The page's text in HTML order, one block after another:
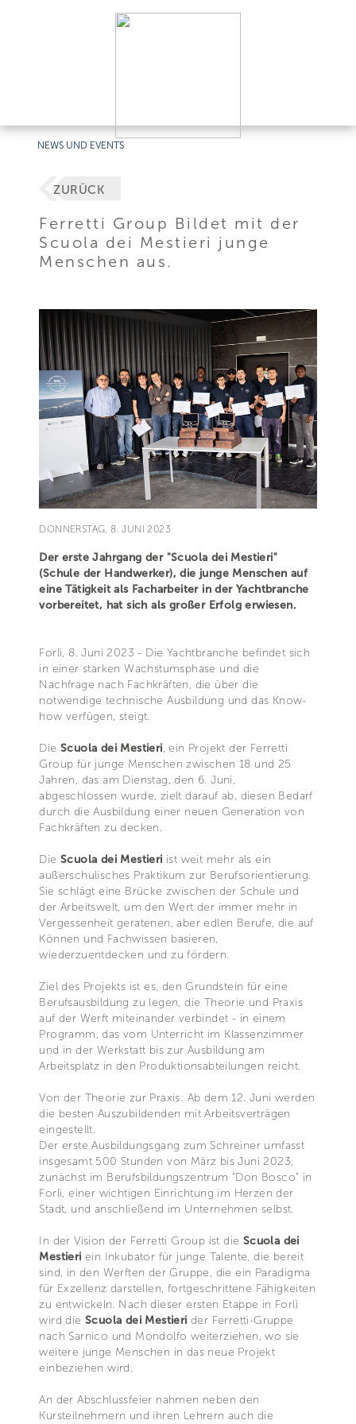
NEWS UND EVENTS
ZURÜCK
Ferretti Group Bildet mit der
Scuola dei Mestieri junge
Menschen aus.
DONNERSTAG, 8. JUNI 2023
Der erste Jahrgang der "Scuola dei Mestieri"
(Schule der Handwerker), die junge Menschen auf
eine Tätigkeit als Facharbeiter in der Yachtbranche
vorbereitet, hat sich als großer Erfolg erwiesen.
Forlì, 8. Juni 2023 - Die Yachtbranche befindet sich
in einer starken Wachstumsphase und die
Nachfrage nach Fachkräften, die über die
notwendige technische Ausbildung und das Know-
how verfügen, steigt.
Die Scuola dei Mestieri, ein Projekt der Ferretti
Group für junge Menschen zwischen 18 und 25
Jahren, das am Dienstag, den 6. Juni,
abgeschlossen wurde, zielt darauf ab, diesen Bedarf
durch die Ausbildung einer neuen Generation von
Fachkräften zu decken.
Die Scuola dei Mestieri ist weit mehr als ein
außerschulisches Praktikum zur Berufsorientierung.
Sie schlägt eine Brücke zwischen der Schule und
der Arbeitswelt, um den Wert der immer mehr in
Vergessenheit geratenen, aber edlen Berufe, die auf
Können und Fachwissen basieren,
wiederzuentdecken und zu fördern.
Ziel des Projekts ist es, den Grundstein für eine
Berufsausbildung zu legen, die Theorie und Praxis
auf der Werft miteinander verbindet - in einem
Programm, das vom Unterricht im Klassenzimmer
und in der Werkstatt bis zur Ausbildung am
Arbeitsplatz in den Produktionsabteilungen reicht.
Von der Theorie zur Praxis: Ab dem 12. Juni werden
die besten Auszubildenden mit Arbeitsverträgen
eingestellt.
Der erste Ausbildungsgang zum Schreiner umfasst
insgesamt 500 Stunden von März bis Juni 2023,
zunächst im Berufsbildungszentrum "Don Bosco" in
Forlì, einer wichtigen Einrichtung im Herzen der
Stadt, und anschließend im Unternehmen selbst.
In der Vision der Ferretti Group ist die Scuola dei
Mestieri ein Inkubator für junge Talente, die bereit
sind, in den Werften der Gruppe, die ein Paradigma
für Exzellenz darstellen, fortgeschrittene Fähigkeiten
zu entwickeln. Nach dieser ersten Etappe in Forlì
wird die Scuola dei Mestieri der Ferretti-Gruppe
nach Sarnico und Mondolfo weiterziehen, wo sie
weitere junge Menschen in das neue Projekt
einbeziehen wird.
An der Abschlussfeier nahmen neben den
Kursteilnehmern und ihren Lehrern auch die